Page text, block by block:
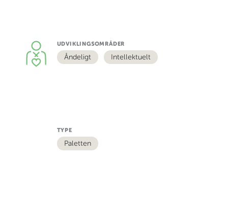
UDVIKLINGSOMRÅDER
Åndeligt Intellektuelt
TYPE
Paletten